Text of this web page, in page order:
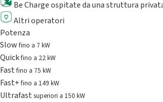
Be Charge ospitate da una struttura
Altri operatori
Potenza
Slowfino a 7 kW
Quickfino a 22 kW
Fastfino a 75 kW
Fast+fino a 149 kW
Ultrafast superiori a 150 kW